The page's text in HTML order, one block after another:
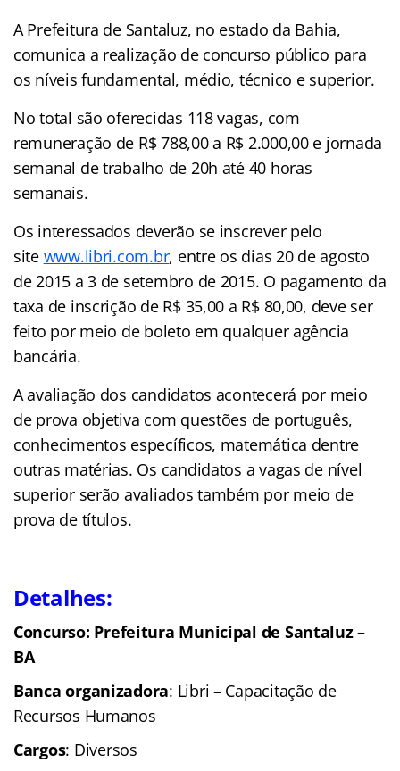
A Prefeitura de Santaluz, no estado da Bahia,
comunica a realização de concurso público para
os níveis fundamental, médio, técnico e superior.
No total são oferecidas 118 vagas, com
remuneração de R$ 788,00 a R$ 2.000,00 e jornada
semanal de trabalho de 20h até 40 horas
semanais.
Os interessados deverão se inscrever pelo
site www.libri.com.br, entre os dias 20 de agosto
de 2015 a 3 de setembro de 2015. O pagamento da
taxa de inscrição de R$ 35,00 a R$ 80,00, deve ser
feito por meio de boleto em qualquer agência
bancária.
A avaliação dos candidatos acontecerá por meio
de prova objetiva com questões de português,
conhecimentos específicos, matemática dentre
outras matérias. Os candidatos a vagas de nível
superior serão avaliados também por meio de
prova de títulos.
Detalhes:
Concurso: Prefeitura Municipal de Santaluz –
BA
Banca organizadora: Libri – Capacitação de
Recursos Humanos
Cargos: Diversos